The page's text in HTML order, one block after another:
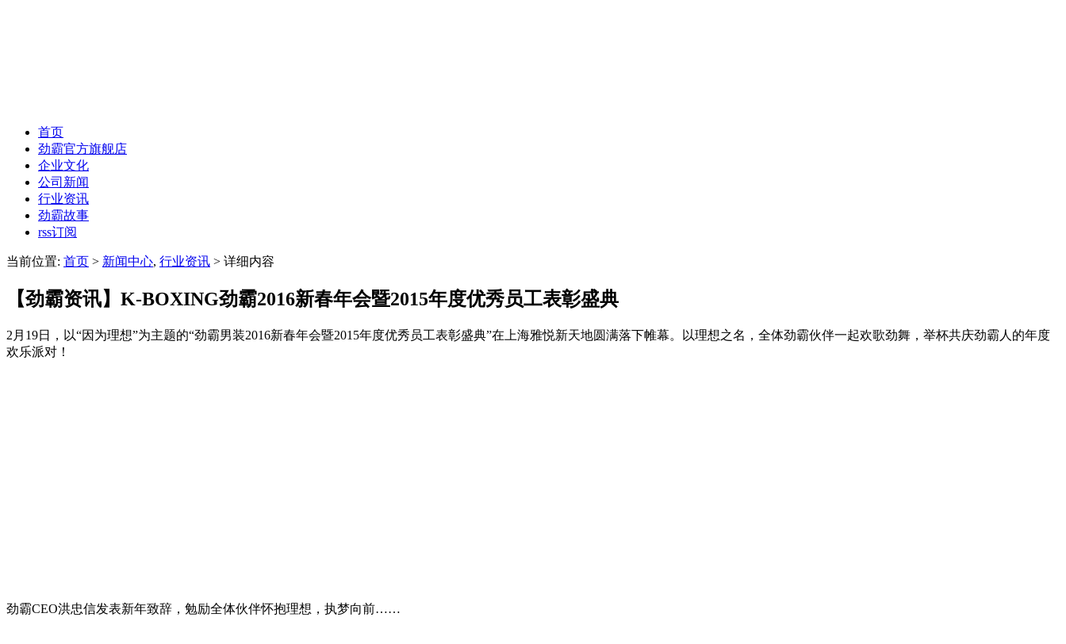
首页
劲霸官方旗舰店
企业文化
公司新闻
行业资讯
劲霸故事
rss订阅
当前位置: 首页 > 新闻中心, 行业资讯 > 详细内容
【劲霸资讯】K-BOXING劲霸2016新春年会暨2015年度优秀员工表彰盛典
2月19日，以“因为理想”为主题的“劲霸男装2016新春年会暨2015年度优秀员工表彰盛典”在上海雅悦新天地圆满落下帷幕。以理想之名，全体劲霸伙伴一起欢歌劲舞，举杯共庆劲霸人的年度
欢乐派对！
劲霸CEO洪忠信发表新年致辞，勉励全体伙伴怀抱理想，执梦向前……